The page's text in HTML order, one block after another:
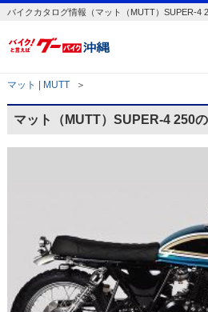
バイクカタログ情報（マット（MUTT）SUPER-4
マット | MUTT ＞
マット（MUTT）SUPER-4 250